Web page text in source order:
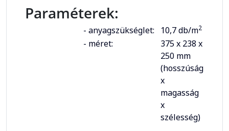
Paraméterek:
- anyagszükséglet: 10,7 db/m2
- méret:
375 x 238 x
250 mm
(hosszúság
x
magasság
x
szélesség)